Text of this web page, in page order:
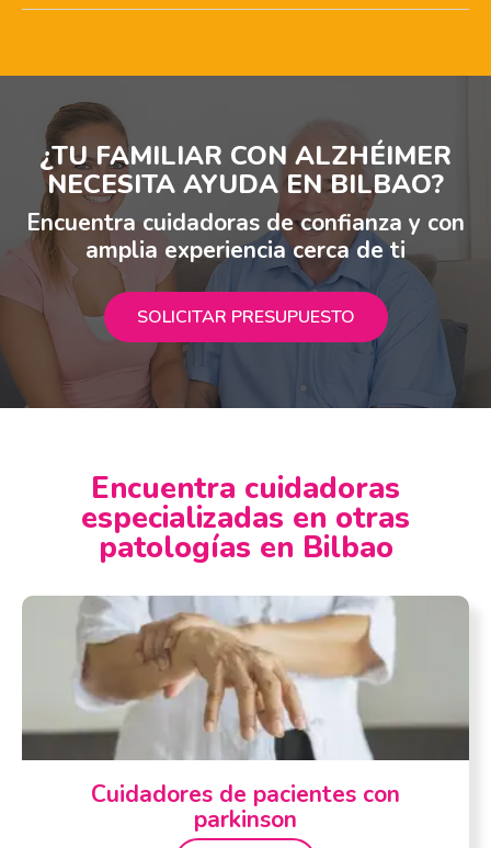
¿TU FAMILIAR CON ALZHÉIMER
NECESITA AYUDA EN BILBAO?
Encuentra cuidadoras de confianza y con
amplia experiencia cerca de ti
SOLICITAR PRESUPUESTO
Encuentra cuidadoras
especializadas en otras
patologías en Bilbao
Cuidadores de pacientes con
parkinson